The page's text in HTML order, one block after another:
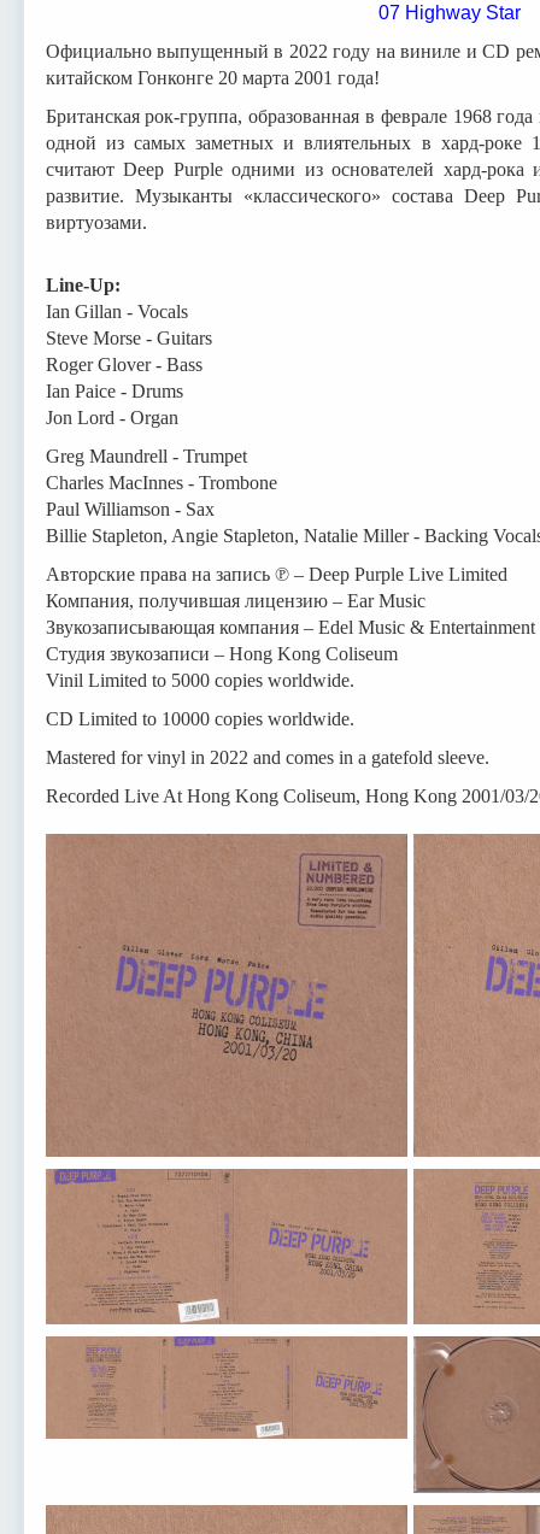
07 Highway Star
Официально выпущенный в 2022 году на виниле и CD
китайском Гонконге 20 марта 2001 года!
Британская рок-группа, образованная в феврале 1968
одной из самых заметных и влиятельных в хард-роке
считают Deep Purple одними из основателей хард-
развитие. Музыканты «классического» состава Deep
виртуозами.
Line-Up:
Ian Gillan - Vocals
Steve Morse - Guitars
Roger Glover - Bass
Ian Paice - Drums
Jon Lord - Organ
Greg Maundrell - Trumpet
Charles MacInnes - Trombone
Paul Williamson - Sax
Billie Stapleton, Angie Stapleton, Natalie Miller - Backing
Авторские права на запись ℗ – Deep Purple Live Limited
Компания, получившая лицензию – Ear Music
Звукозаписывающая компания – Edel Music &
Студия звукозаписи – Hong Kong Coliseum
Vinil Limited to 5000 copies worldwide.
CD Limited to 10000 copies worldwide.
Mastered for vinyl in 2022 and comes in a gatefold sleeve.
Recorded Live At Hong Kong Coliseum, Hong Kong 2001/03/